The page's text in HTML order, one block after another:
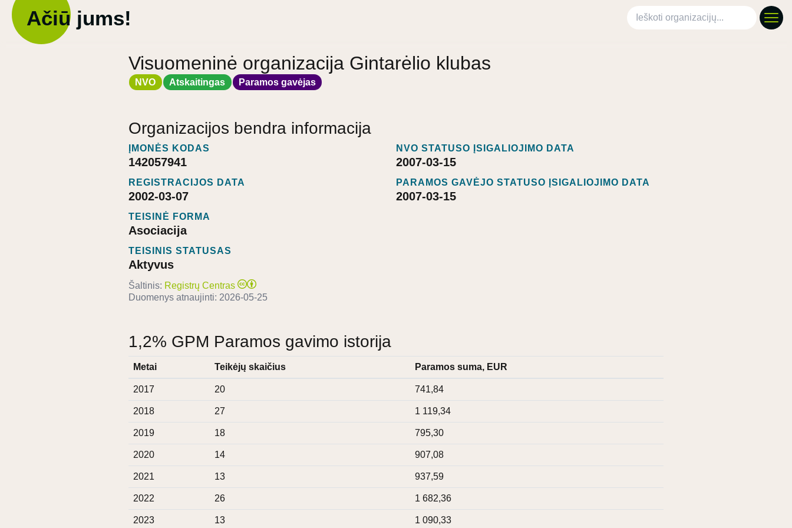
Ačiū jums! Ieškoti organizacijų
Visuomeninė organizacija Gintarėlio klubas
NVO Atskaitingas Paramos gavėjas
Organizacijos bendra informacija
ĮMONĖS KODAS
142057941
REGISTRACIJOS DATA
2002-03-07
TEISINĖ FORMA
Asociacija
TEISINIS STATUSAS
Aktyvus
NVO STATUSO ĮSIGALIOJIMO DATA
2007-03-15
PARAMOS GAVĖJO STATUSO ĮSIGALIOJIMO DATA
2007-03-15
Šaltinis: Registrų Centras
Duomenys atnaujinti: 2026-05-25
1,2% GPM Paramos gavimo istorija
Metai Teikėjų skaičius Paramos suma, EUR
2017 20 741,84
2018 27 1 119,34
2019 18 795,30
2020 14 907,08
2021 13 937,59
2022 26 1 682,36
2023 13 1 090,33